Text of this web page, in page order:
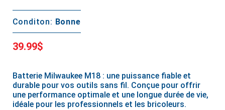
Conditon: Bonne
39.99$
Batterie Milwaukee M18 : une puissance fiable et
durable pour vos outils sans fil. Conçue pour offrir
une performance optimale et une longue durée de vie,
idéale pour les professionnels et les bricoleurs.